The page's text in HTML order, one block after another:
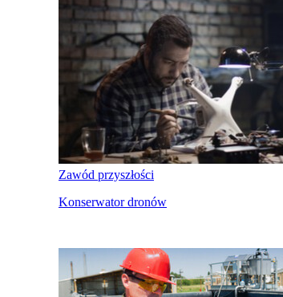
Zawód przyszłości
Konserwator dronów